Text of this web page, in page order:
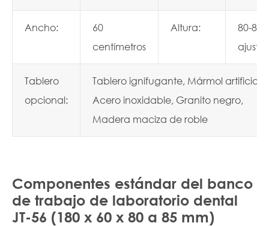
Ancho:
60
centímetros
Altura:
80-
Tablero
opcional:
Tablero ignifugante, Mármol artificial,
Acero inoxidable, Granito negro,
Madera maciza de roble
Componentes estándar del banco
de trabajo de laboratorio dental
JT-56 (180 x 60 x 80 a 85 mm)